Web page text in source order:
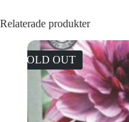
Relaterade produkter
SOLD OUT